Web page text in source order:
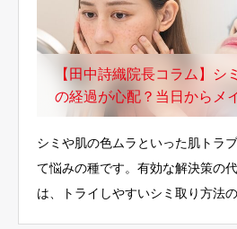
【田中詩織院長コラム】シ
の経過が心配？当日からメ
療を解説
シミや肌の色ムラといった肌トラ
て悩みの種です。有効な解決策の
は、トライしやすいシミ取り方法